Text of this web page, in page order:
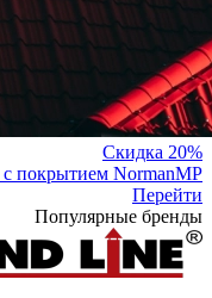
Скидка 20%
покрытием NormanMP
Перейти
Популярные бренды